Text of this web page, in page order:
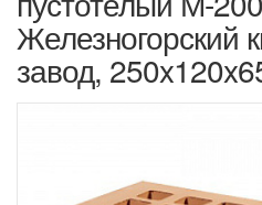
Железногорский
завод,